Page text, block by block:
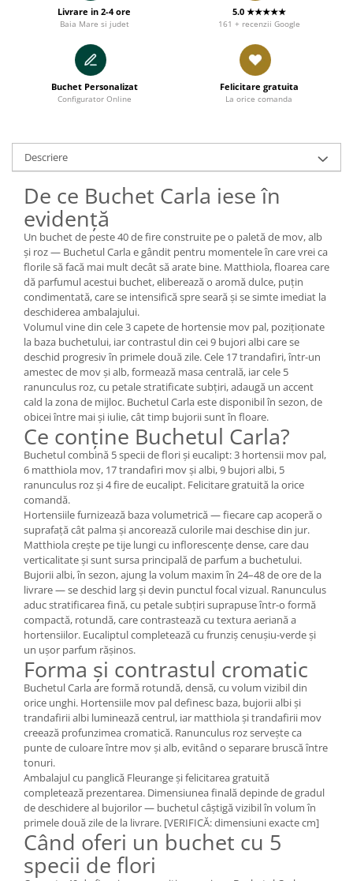
Livrare in 2-4 ore
Baia Mare si judet
5.0 ★★★★★
161 + recenzii Google
Buchet Personalizat
Configurator Online
Felicitare gratuita
La orice comanda
Descriere
De ce Buchet Carla iese în
evidență
Un buchet de peste 40 de fire construite pe o paletă de mov, alb
și roz — Buchetul Carla e gândit pentru momentele în care vrei ca
florile să facă mai mult decât să arate bine. Matthiola, floarea care
dă parfumul acestui buchet, eliberează o aromă dulce, puțin
condimentată, care se intensifică spre seară și se simte imediat la
deschiderea ambalajului.
Volumul vine din cele 3 capete de hortensie mov pal, poziționate
la baza buchetului, iar contrastul din cei 9 bujori albi care se
deschid progresiv în primele două zile. Cele 17 trandafiri, într-un
amestec de mov și alb, formează masa centrală, iar cele 5
ranunculus roz, cu petale stratificate subțiri, adaugă un accent
cald la zona de mijloc. Buchetul Carla este disponibil în sezon, de
obicei între mai și iulie, cât timp bujorii sunt în floare.
Ce conține Buchetul Carla?
Buchetul combină 5 specii de flori și eucalipt: 3 hortensii mov pal,
6 matthiola mov, 17 trandafiri mov și albi, 9 bujori albi, 5
ranunculus roz și 4 fire de eucalipt. Felicitare gratuită la orice
comandă.
Hortensiile furnizează baza volumetrică — fiecare cap acoperă o
suprafață cât palma și ancorează culorile mai deschise din jur.
Matthiola crește pe tije lungi cu inflorescențe dense, care dau
verticalitate și sunt sursa principală de parfum a buchetului.
Bujorii albi, în sezon, ajung la volum maxim în 24–48 de ore de la
livrare — se deschid larg și devin punctul focal vizual. Ranunculus
aduc stratificarea fină, cu petale subțiri suprapuse într-o formă
compactă, rotundă, care contrastează cu textura aeriană a
hortensiilor. Eucaliptul completează cu frunziș cenușiu-verde și
un ușor parfum rășinos.
Forma și contrastul cromatic
Buchetul Carla are formă rotundă, densă, cu volum vizibil din
orice unghi. Hortensiile mov pal definesc baza, bujorii albi și
trandafirii albi luminează centrul, iar matthiola și trandafirii mov
creează profunzimea cromatică. Ranunculus roz servește ca
punte de culoare între mov și alb, evitând o separare bruscă între
tonuri.
Ambalajul cu panglică Fleurange și felicitarea gratuită
completează prezentarea. Dimensiunea finală depinde de gradul
de deschidere al bujorilor — buchetul câștigă vizibil în volum în
primele două zile de la livrare. [VERIFICĂ: dimensiuni exacte cm]
Când oferi un buchet cu 5
specii de flori